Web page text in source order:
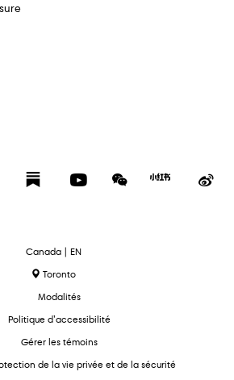
FacebookSubstack YouTubeWeChat
Red
text.language
Canada | EN
Toronto
Modalités
Politique d’accessibilité
Gérer les témoins
de la vie privée et de la sécurité